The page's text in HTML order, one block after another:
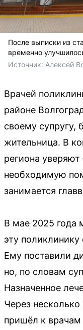
После выписки из
временно
Источник: Алексей
Врачей
районе
своему супругу,
жительница. В
региона
необходимую
занимается
В мае 2025 года
эту
Ему поставили
но, по словам
Назначенное
Через
пришёл к